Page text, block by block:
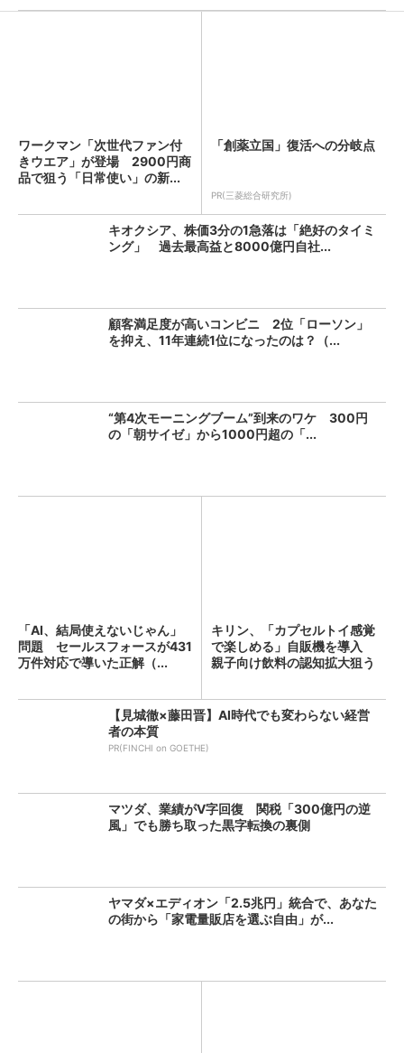
ワークマン「次世代ファン付
きウエア」が登場 2900円商
品で狙う「日常使い」の新...
「創薬立国」復活への分岐点
PR(三菱総合研究所)
キオクシア、株価3分の1急落は「絶好のタイミ
ング」 過去最高益と8000億円自社...
顧客満足度が高いコンビニ 2位「ローソン」
を抑え、11年連続1位になったのは？（...
“第4次モーニングブーム”到来のワケ 300円
の「朝サイゼ」から1000円超の「...
「AI、結局使えないじゃん」
問題 セールスフォースが431
万件対応で導いた正解（...
キリン、「カプセルトイ感覚
で楽しめる」自販機を導入
親子向け飲料の認知拡大狙う
【見城徹×藤田晋】AI時代でも変わらない経営
者の本質
PR(FINCHI on GOETHE)
マツダ、業績がV字回復 関税「300億円の逆
風」でも勝ち取った黒字転換の裏側
ヤマダ×エディオン「2.5兆円」統合で、あなた
の街から「家電量販店を選ぶ自由」が...